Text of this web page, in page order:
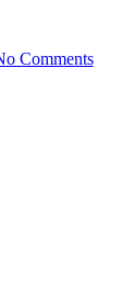
Comments